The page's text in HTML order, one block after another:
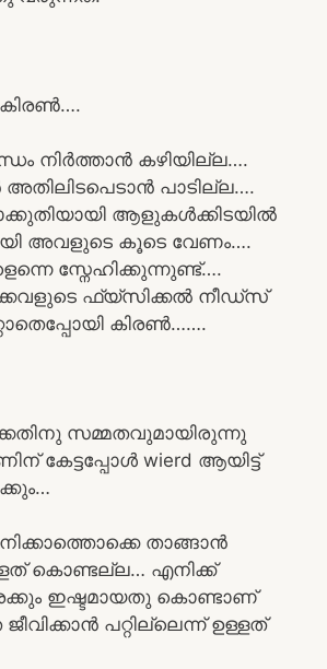
നിർത്താൻ കഴിയില്ല….
പാടില്ല….
ആളുകൾക്കിടയിൽ
അവളുടെ കൂടെ വേണം….
സ്നേഹിക്കുന്നുണ്ട്….
ഫ്യ്സിക്കൽ നീഡ്‌സ്
കിരൺ…….
സമ്മതവുമായിരുന്നു
കേട്ടപ്പോൾ wierd ആയിട്ട്
താങ്ങാൻ
കൊണ്ടല്ല… എനിക്ക്
ഇഷ്ടമായതു കൊണ്ടാണ്
പറ്റില്ലെന്ന് ഉള്ളത്